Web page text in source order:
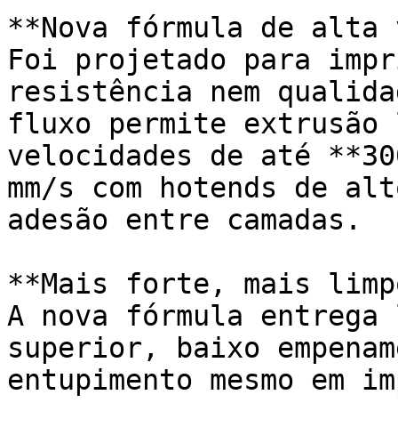
**Nova fórmula de alta
Foi projetado para
resistência nem
fluxo permite extrusão
velocidades de até
mm/s com hotends de
adesão entre camadas.
**Mais forte, mais
A nova fórmula entrega
superior, baixo
entupimento mesmo em